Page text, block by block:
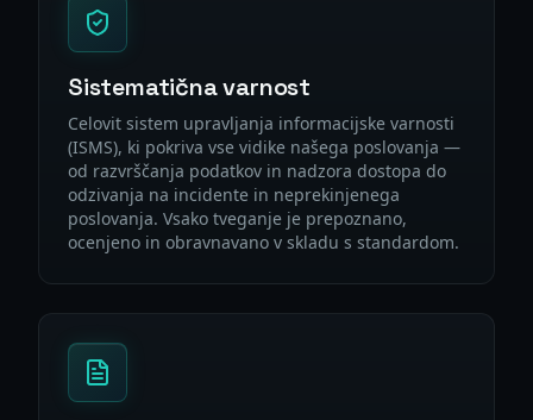
Sistematična varnost
Celovit sistem upravljanja informacijske varnosti
(ISMS), ki pokriva vse vidike našega poslovanja —
od razvrščanja podatkov in nadzora dostopa do
odzivanja na incidente in neprekinjenega
poslovanja. Vsako tveganje je prepoznano,
ocenjeno in obravnavano v skladu s standardom.